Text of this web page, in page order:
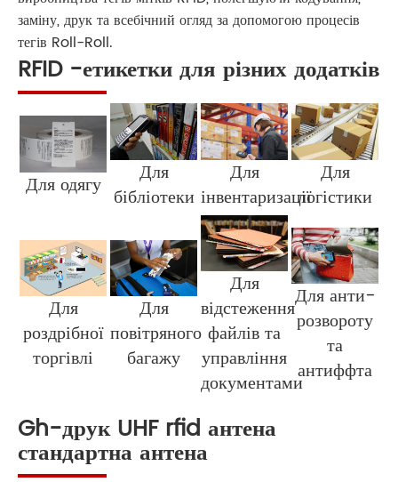
заміну, друк та всебічний огляд за допомогою процесів
тегів Roll-Roll.
RFID -етикетки для різних додатків
Для одягу
Для
бібліотеки
Для
інвентаризації
Для
логістики
Для
роздрібної
торгівлі
Для
повітряного
багажу
Для
відстеження
файлів та
управління
документами
Для анти-
розвороту
та
антиффта
Gh-друк UHF rfid антена
стандартна антена